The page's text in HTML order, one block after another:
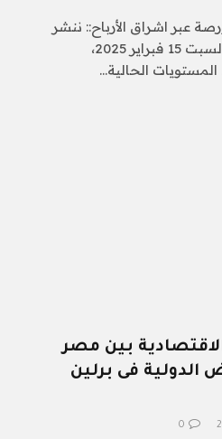
عبر اشراق الأرباح:: ننشر
سعر الذهب في مصر اليوم السبت 15 فبراير 2025،
الحالية…
بين مصر
الدولية فى برلين
0